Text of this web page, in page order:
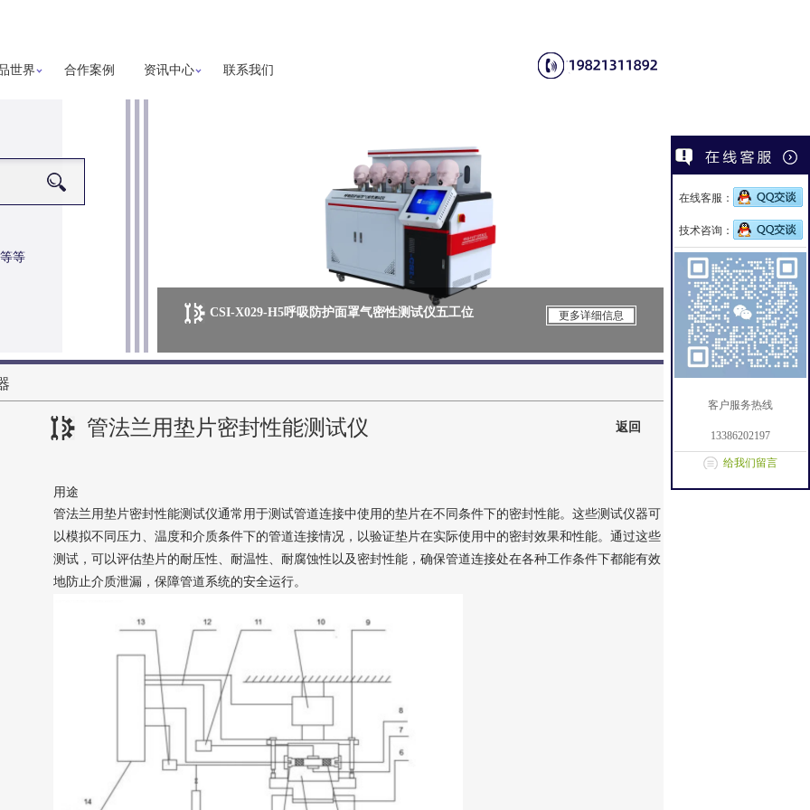
世界 合作案例 资讯中心 联系我们
等
CSI-X029-H5呼吸防护面罩气密性测试仪五工位 更多详细信息 CSI-F1147烟花
管法兰用垫片密封性能测试仪 返回
用途
管法兰用垫片密封性能测试仪通常用于测试管道连接中使用的垫片在不同条件下的密封性能。这些测试仪器可
以模拟不同压力、温度和介质条件下的管道连接情况，以验证垫片在实际使用中的密封效果和性能。通过这些
测试，可以评估垫片的耐压性、耐温性、耐腐蚀性以及密封性能，确保管道连接处在各种工作条件下都能有效
地防止介质泄漏，保障管道系统的安全运行。
在线客服：
技术咨询：
客户服务热线
13386202197
给我们留言